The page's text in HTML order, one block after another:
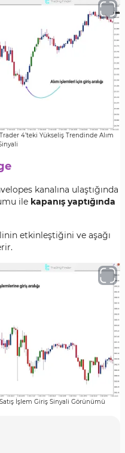
4’teki Yükseliş Trendinde Alım
kanalına ulaştığında
ile kapanış yaptığında
etkinleştiğini ve aşağı
İşlem Giriş Sinyali Görünümü